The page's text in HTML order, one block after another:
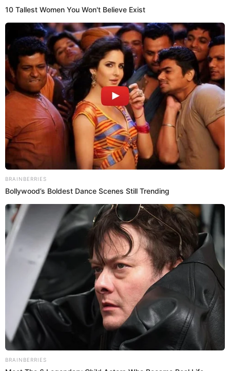
Yahaira Plasencia ARREMTE contra
Jefferson Farfán y asegura que seguirá
usando la frase "dame luz"
Yahaira Plasencia afirmó que no le preocupa recibir una
carta notarial de Jefferson Farfán por el uso de la frase
“dame luz”, la cual está registrada por el exfutbolista. La
cantante explicó que su hija, Darinka, también ha utilizado
esta expresión en algunas promociones. Plasencia
destacó que es una frase común que puede ser empleada
por cualquier persona, incluso mencionó que su madre se
la dice, por lo que no anticipa conflictos con nadie.
9 de junio de 2025 Compartir:
Bryan Salvatierra
elpopular_pe
elpopular.pe
09 Jun 2025 | 17:58 h
Actualizado
09 Jun 2025 | 17:58 h